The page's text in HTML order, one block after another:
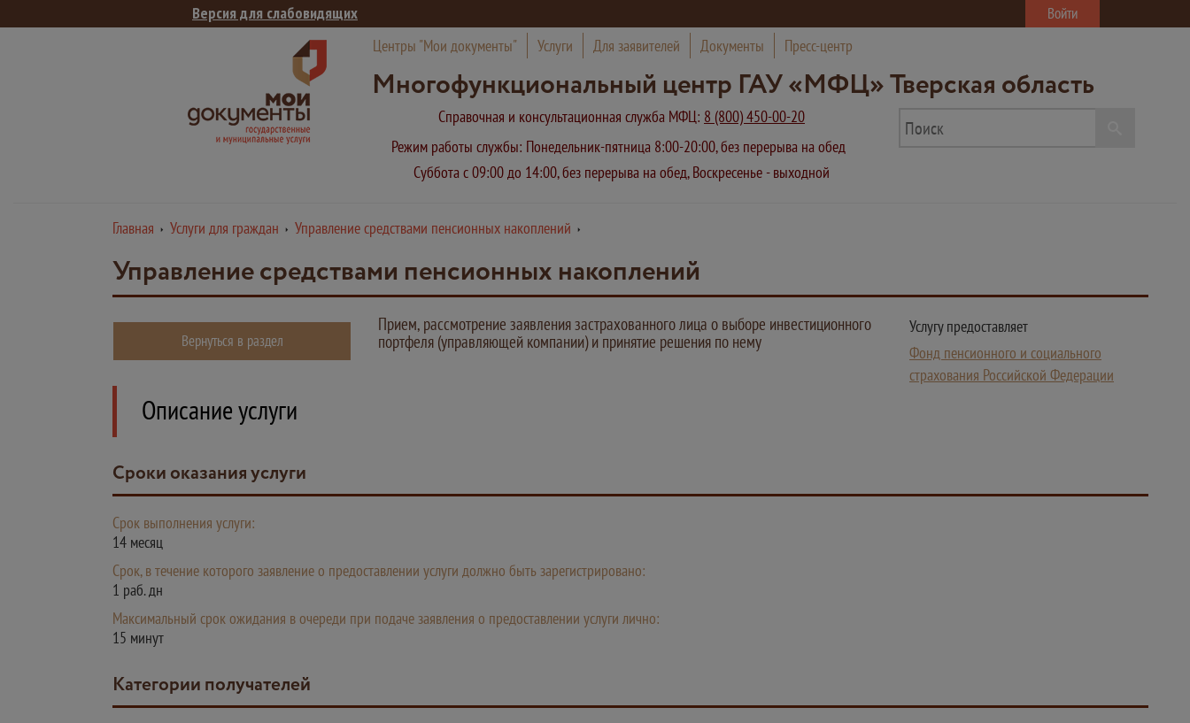
Версия для слабовидящих Войти
Центры "Мои документы" Услуги Для заявителей Документы Пресс-центр
Многофункциональный центр ГАУ «МФЦ» Тверская область
Справочная и консультационная служба МФЦ: 8 (800) 450-00-20
Режим работы службы: Понедельник-пятница 8:00-20:00, без перерыва на обед
Суббота с 09:00 до 14:00, без перерыва на обед, Воскресенье - выходной
Главная Услуги для граждан Управление средствами пенсионных накоплений
Управление средствами пенсионных накоплений
Вернуться в раздел
Прием, рассмотрение заявления застрахованного лица о выборе инвестиционного
портфеля (управляющей компании) и принятие решения по нему
Услугу предоставляет
Фонд пенсионного и социального
страхования Российской Федерации
Описание услуги
Сроки оказания услуги
Срок выполнения услуги:
14 месяц
Срок, в течение которого заявление о предоставлении услуги должно быть зарегистрировано:
1 раб. дн
Максимальный срок ожидания в очереди при подаче заявления о предоставлении услуги лично:
15 минут
Категории получателей